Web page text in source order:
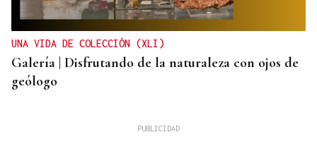
UNA VIDA DE COLECCIÓN (XLI)
Galería | Disfrutando de la naturaleza con ojos de
geólogo